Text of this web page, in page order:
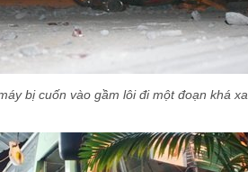
bị cuốn vào gầm lôi đi một đoạn khá xa